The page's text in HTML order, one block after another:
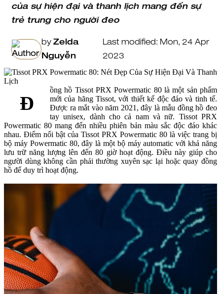
của sự hiện đại và thanh lịch mang đến sự
trẻ trung cho người đeo
byZelda
Nguyễn
Last modified: Mon, 24 Apr
2023
Đ
ồng hồ Tissot PRX Powermatic 80 là một sản phẩm
mới của hãng Tissot, với thiết kế độc đáo và tinh tế.
Được ra mắt vào năm 2021, đây là mẫu đồng hồ đeo
tay unisex, dành cho cả nam và nữ. Tissot PRX
Powermatic 80 mang đến nhiều phiên bản màu sắc độc đáo khác
nhau. Điểm nổi bật của Tissot PRX Powermatic 80 là việc trang bị
bộ máy Powermatic 80, đây là một bộ máy automatic với khả năng
lưu trữ năng lượng lên đến 80 giờ hoạt động. Điều này giúp cho
người dùng không cần phải thường xuyên sạc lại hoặc quay đồng
hồ để duy trì hoạt động.